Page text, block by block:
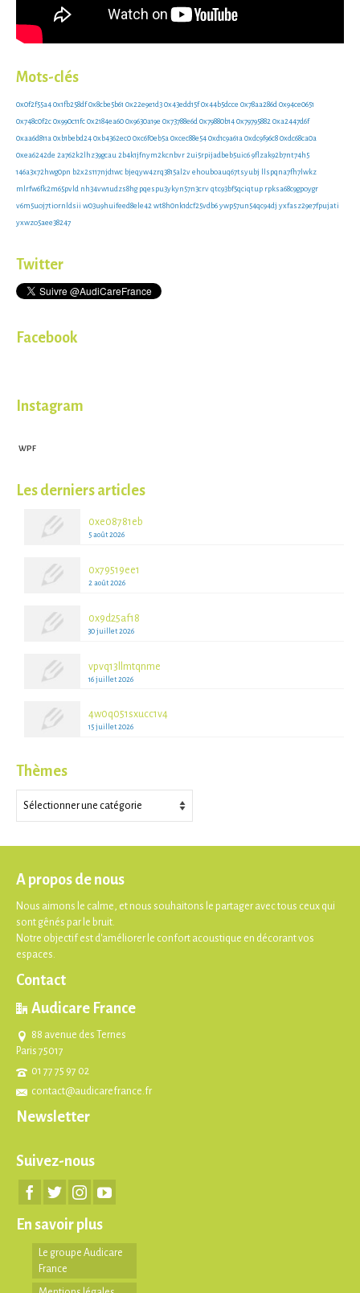
Mots-clés
0x0f2f55a40x1fb258df0x8cbe5b61 0x22e9e1d30x43edd15f0x44b5dcce 0x78aa286d0x94ce0651
0x748c0f2c0x990c11fc0x2184ea600x9630a19e 0x73788e6d0x79880b140x797958820xa2447d6f
0xaa6d811a0xb1bebd240xb4362ec00xc6f0eb5a0xcec88e540xd1c9a61a0xdc9f96c80xdc68ca0a
0xea6242de 2a762k2lhz39gcau2b4k1jfnym2kcnbvr2ui5rpijadbeb5uic69flzak92b7nt74h5
146a3x72hwg0pn b2x2s117njd1wc bjeqyw4zrq3815al2vehouboauq67tsyubj llspqna7fh7lwkz
mlrfw6fk2m65pvld nh34vw1udzs8hg pqespu3ykyn57n3crvqtc93bf5qciqtup rpksa68c9gpoygr
v6m5uoj7tiornldsii w03u9huifeed8ele42wt8h0nk1dcf25vdb6ywp57un54qc94dj yxfasz29e7fpujati
yxwzo5aee38247
Twitter
Facebook
Instagram
WPF
Les derniers articles
0xe08781eb
5 août 2026
0x79519ee1
2 août 2026
0x9d25af18
30 juillet 2026
vpvq13llmtqnme
16 juillet 2026
4w0q051sxucc1v4
15 juillet 2026
Thèmes
Thèmes
A propos de nous
Nous aimons le calme, et nous souhaitons le partager avec tous ceux qui
sont gênés par le bruit.
Notre objectif est d'améliorer le confort acoustique en décorant vos
espaces.
Contact
Audicare France
88 avenue des Ternes
Paris 75017
01 77 75 97 02
contact@audicarefrance.fr
Newsletter
Suivez-nous
En savoir plus
Le groupe Audicare
France